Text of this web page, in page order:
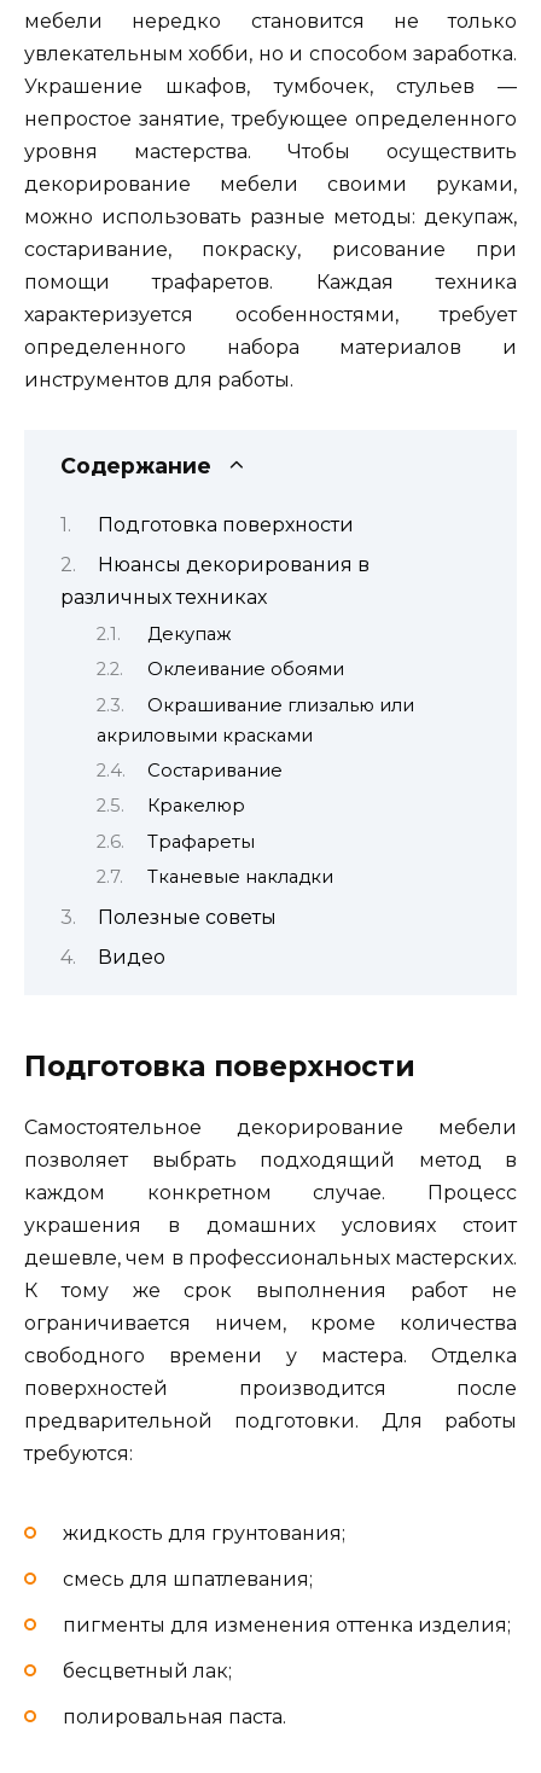
мебели нередко становится не только
увлекательным хобби, но и способом заработка.
Украшение шкафов, тумбочек, стульев —
непростое занятие, требующее определенного
уровня мастерства. Чтобы осуществить
декорирование мебели своими руками,
можно использовать разные методы: декупаж,
состаривание, покраску, рисование при
помощи трафаретов. Каждая техника
характеризуется особенностями, требует
определенного набора материалов и
инструментов для работы.
Содержание
Подготовка поверхности
Нюансы декорирования в
различных техниках
Декупаж
Оклеивание обоями
Окрашивание глизалью или
акриловыми красками
Состаривание
Кракелюр
Трафареты
Тканевые накладки
Полезные советы
Видео
Подготовка поверхности
Самостоятельное декорирование мебели
позволяет выбрать подходящий метод в
каждом конкретном случае. Процесс
украшения в домашних условиях стоит
дешевле, чем в профессиональных мастерских.
К тому же срок выполнения работ не
ограничивается ничем, кроме количества
свободного времени у мастера. Отделка
поверхностей производится после
предварительной подготовки. Для работы
требуются:
жидкость для грунтования;
смесь для шпатлевания;
пигменты для изменения оттенка изделия;
бесцветный лак;
полировальная паста.